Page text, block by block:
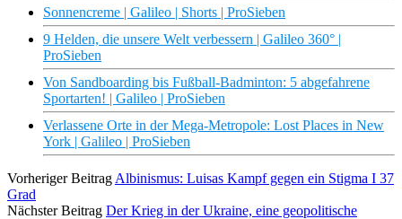
Sonnencreme | Galileo | Shorts | ProSieben
9 Helden, die unsere Welt verbessern | Galileo 360° |
ProSieben
Von Sandboarding bis Fußball-Badminton: 5 abgefahrene
Sportarten! | Galileo | ProSieben
Verlassene Orte in der Mega-Metropole: Lost Places in New
York | Galileo | ProSieben
Vorheriger Beitrag Albinismus: Luisas Kampf gegen ein Stigma I 37
Grad
Nächster Beitrag Der Krieg in der Ukraine, eine geopolitische